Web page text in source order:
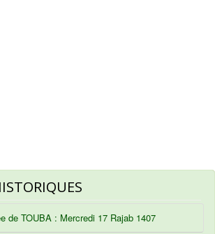
de TOUBA : Mercredi 17 Rajab 1407